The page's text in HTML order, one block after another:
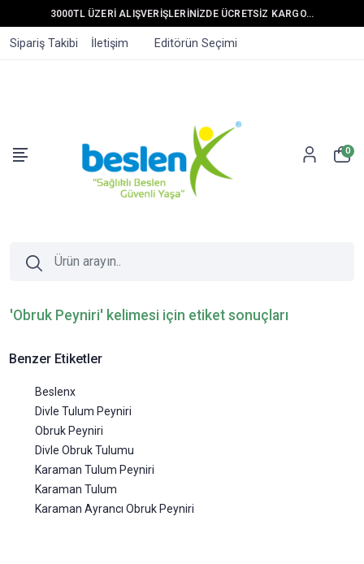
3000TL ÜZERİ ALIŞVERİŞLERİNİZDE ÜCRETSİZ KARGO...
Sipariş Takibi İletişim Editörün Seçimi
0
'Obruk Peyniri' kelimesi için etiket sonuçları
Benzer Etiketler
Beslenx
Divle Tulum Peyniri
Obruk Peyniri
Divle Obruk Tulumu
Karaman Tulum Peyniri
Karaman Tulum
Karaman Ayrancı Obruk Peyniri